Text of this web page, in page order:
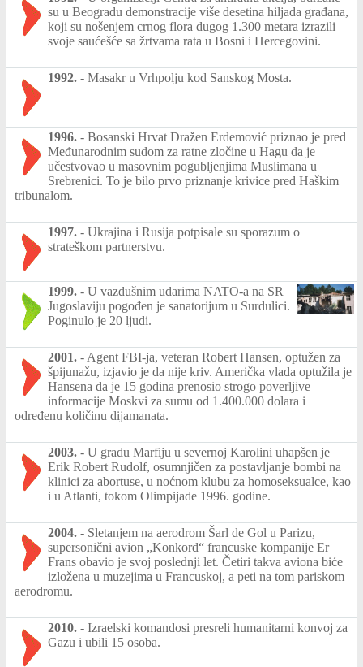
su u Beogradu demonstracije više desetina hiljada građana,
koji su nošenjem crnog flora dugog 1.300 metara izrazili
svoje saućešće sa žrtvama rata u Bosni i Hercegovini.
1992. - Masakr u Vrhpolju kod Sanskog Mosta.
1996. - Bosanski Hrvat Dražen Erdemović priznao je pred
Međunarodnim sudom za ratne zločine u Hagu da je
učestvovao u masovnim pogubljenjima Muslimana u
Srebrenici. To je bilo prvo priznanje krivice pred Haškim
tribunalom.
1997. - Ukrajina i Rusija potpisale su sporazum o
strateškom partnerstvu.
1999. - U vazdušnim udarima NATO-a na SR
Jugoslaviju pogođen je sanatorijum u Surdulici.
Poginulo je 20 ljudi.
2001. - Agent FBI-ja, veteran Robert Hansen, optužen za
špijunažu, izjavio je da nije kriv. Američka vlada optužila je
Hansena da je 15 godina prenosio strogo poverljive
informacije Moskvi za sumu od 1.400.000 dolara i
određenu količinu dijamanata.
2003. - U gradu Marfiju u severnoj Karolini uhapšen je
Erik Robert Rudolf, osumnjičen za postavljanje bombi na
klinici za abortuse, u noćnom klubu za homoseksualce, kao
i u Atlanti, tokom Olimpijade 1996. godine.
2004. - Sletanjem na aerodrom Šarl de Gol u Parizu,
supersonični avion „Konkord“ francuske kompanije Er
Frans obavio je svoj poslednji let. Četiri takva aviona biće
izložena u muzejima u Francuskoj, a peti na tom pariskom
aerodromu.
2010. - Izraelski komandosi presreli humanitarni konvoj za
Gazu i ubili 15 osoba.